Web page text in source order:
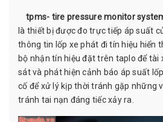
tpms- tire pressure monitor
là thiết bị được đo trực tiếp áp suất
thông tin lốp xe phát đi tín hiệu hiển
bộ nhận tín hiệu đặt trên taplo để tài
sát và phát hiện cảnh báo áp suất
cố để xử lý kịp thời tránh gặp những
tránh tai nạn đáng tiếc xảy ra.